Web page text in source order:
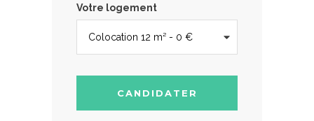
Votre logement
CANDIDATER